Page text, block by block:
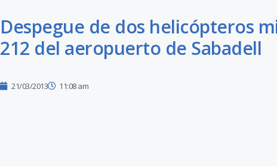
Despegue de dos helicópteros
212 del aeropuerto de Sabadell
21/03/2013 11:08 am